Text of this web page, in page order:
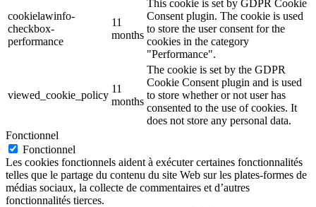
cookielawinfo-
checkbox-
performance
11
months
This cookie is set by GDPR Cookie
Consent plugin. The cookie is used
to store the user consent for the
cookies in the category
"Performance".
viewed_cookie_policy
11
months
The cookie is set by the GDPR
Cookie Consent plugin and is used
to store whether or not user has
consented to the use of cookies. It
does not store any personal data.
Fonctionnel
Fonctionnel
Les cookies fonctionnels aident à exécuter certaines fonctionnalités
telles que le partage du contenu du site Web sur les plates-formes de
médias sociaux, la collecte de commentaires et d’autres
fonctionnalités tierces.